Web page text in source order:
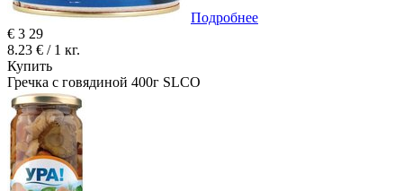
Подробнее
€ 3 29
8.23 € / 1 кг.
Купить
Гречка с говядиной 400г SLCO